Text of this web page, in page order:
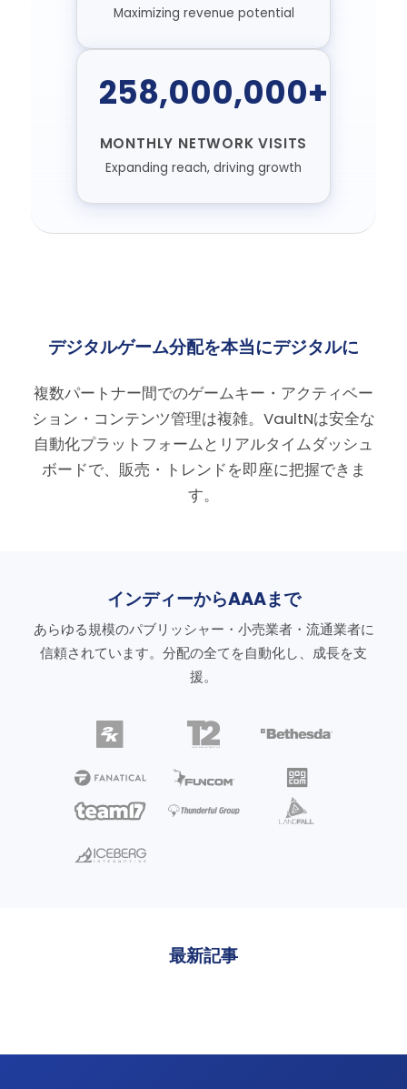
Maximizing revenue potential
258,000,000+
MONTHLY NETWORK VISITS
Expanding reach, driving growth
デジタルゲーム分配を本当にデジタルに
複数パートナー間でのゲームキー・アクティベー
ション・コンテンツ管理は複雑。VaultNは安全な
自動化プラットフォームとリアルタイムダッシュ
ボードで、販売・トレンドを即座に把握できま
す。
インディーからAAAまで
あらゆる規模のパブリッシャー・小売業者・流通業者に
信頼されています。分配の全てを自動化し、成長を支
援。
最新記事